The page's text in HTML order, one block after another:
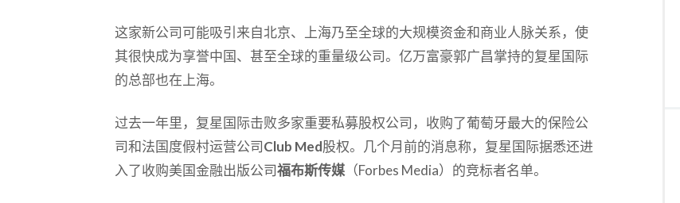
这家新公司可能吸引来自北京、上海乃至全球的大规模资金和商业人脉关系，使
其很快成为享誉中国、甚至全球的重量级公司。亿万富豪郭广昌掌持的复星国际
的总部也在上海。
过去一年里，复星国际击败多家重要私募股权公司，收购了葡萄牙最大的保险公
司和法国度假村运营公司Club Med股权。几个月前的消息称，复星国际据悉还进
入了收购美国金融出版公司福布斯传媒（Forbes Media）的竞标者名单。